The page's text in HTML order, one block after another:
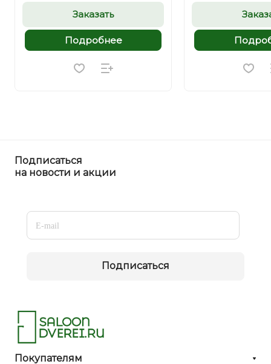
Заказать
Подробнее
Подписаться
на новости и акции
Подписаться
Покупателям